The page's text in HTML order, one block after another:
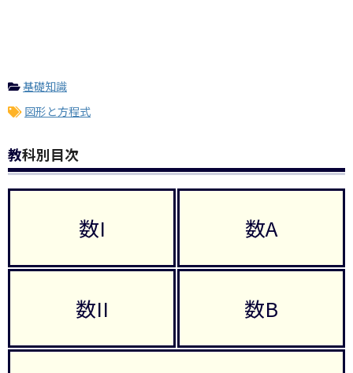
基礎知識
図形と方程式
教科別目次
数I 数A
数II 数B